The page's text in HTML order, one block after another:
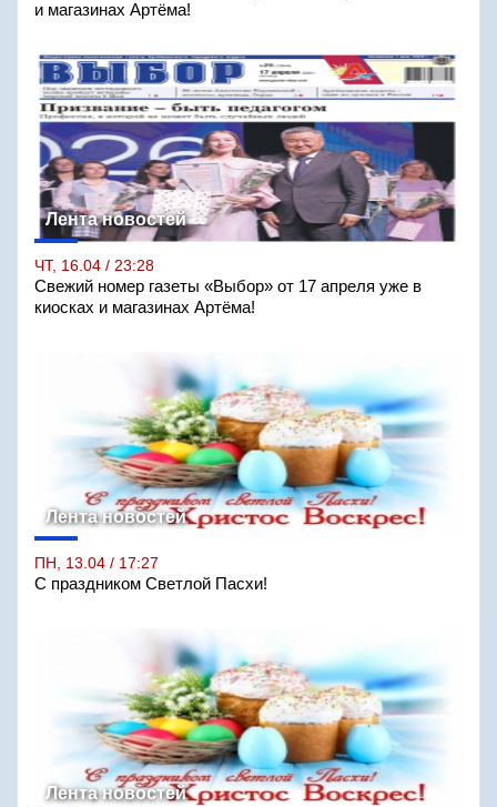
и магазинах Артёма!
Лента новостей
ЧТ, 16.04 / 23:28
Свежий номер газеты «Выбор» от 17 апреля уже в
киосках и магазинах Артёма!
Лента новостей
ПН, 13.04 / 17:27
С праздником Светлой Пасхи!
Лента новостей